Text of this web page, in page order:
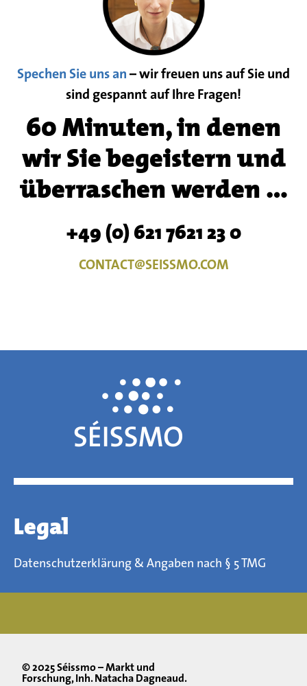
Spechen Sie uns an– wir freuen uns auf Sie und
sind gespannt auf Ihre Fragen!
60 Minuten, in denen
wir Sie begeistern und
überraschen werden …
+49 (0) 621 7621 23 0
CONTACT@SEISSMO.COM
Legal
Datenschutzerklärung & Angaben nach § 5 TMG
© 2025 Séissmo – Markt und
Forschung, Inh. Natacha Dagneaud.